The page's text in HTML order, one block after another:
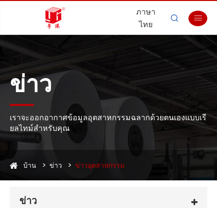
ภาษา
ไทย
 
ข่าว
เราจะออกอากาศข้อมูลอุตสาหกรรมฉลากด้วยตนเองแบบเรี
ยลไทม์สำหรับคุณ
บ้าน ข่าว ข่าวอุตสาหกรรม
ข่าว